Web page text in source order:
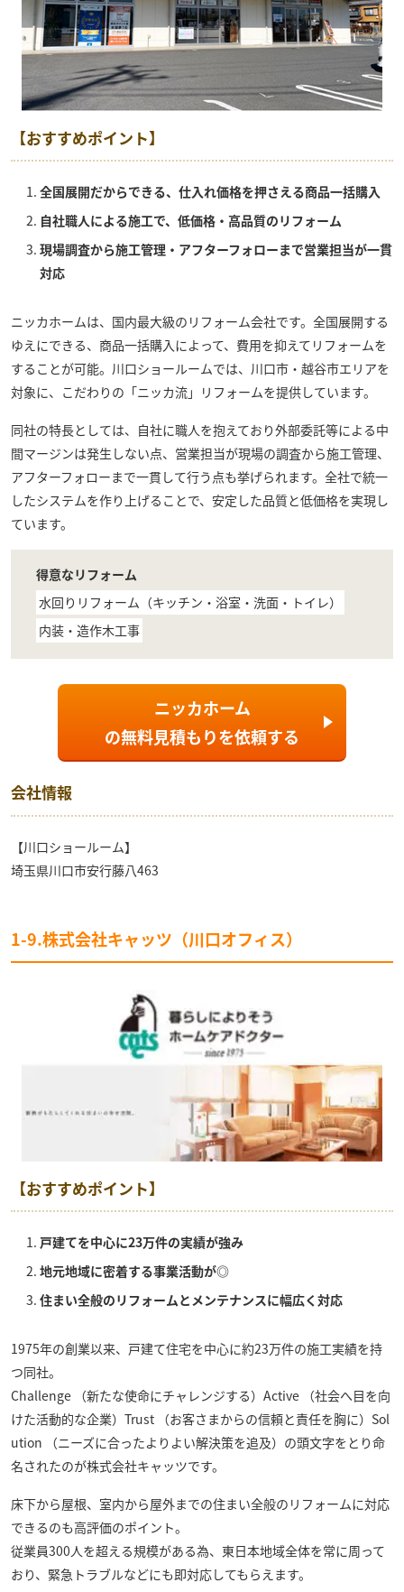
【おすすめポイント】
全国展開だからできる、仕入れ価格を押さえる商品一括購入
自社職人による施工で、低価格・高品質のリフォーム
現場調査から施工管理・アフターフォローまで営業担当が一貫
対応
ニッカホームは、国内最大級のリフォーム会社です。全国展開する
ゆえにできる、商品一括購入によって、費用を抑えてリフォームを
することが可能。 川口ショールームでは、川口市・越谷市エリアを
対象に、こだわりの「ニッカ流」リフォームを提供しています。
同社の特長としては、自社に職人を抱えており外部委託等による中
間マージンは発生しない点、営業担当が現場の調査から施工管理、
アフターフォローまで一貫して行う点も挙げられます。全社で統一
したシステムを作り上げることで、安定した品質と低価格を実現し
ています。
得意なリフォーム
水回りリフォーム（キッチン・浴室・洗面・トイレ）
内装・造作木工事
ニッカホーム
の無料見積もりを依頼する
会社情報
【川口ショールーム】
埼玉県川口市安行藤八463
1-9.株式会社キャッツ（川口オフィス）
【おすすめポイント】
戸建てを中心に23万件の実績が強み
地元地域に密着する事業活動が◎
住まい全般のリフォームとメンテナンスに幅広く対応
1975年の創業以来、戸建て住宅を中心に約23万件の施工実績を持
つ同社。
Challenge （新たな使命にチャレンジする）Active （社会へ目を向
けた活動的な企業）Trust （お客さまからの信頼と責任を胸に）Sol
ution （ニーズに合ったよりよい解決策を追及）の頭文字をとり命
名されたのが株式会社キャッツです。
床下から屋根、室内から屋外までの住まい全般のリフォームに対応
できるのも高評価のポイント。
従業員300人を超える規模がある為、東日本地域全体を常に周って
おり、緊急トラブルなどにも即対応してもらえます。